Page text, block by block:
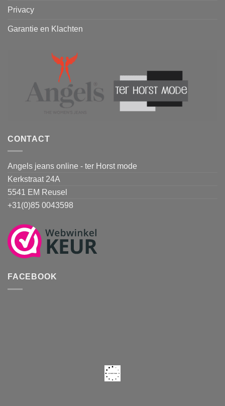
Privacy
Garantie en Klachten
CONTACT
Angels jeans online - ter Horst mode
Kerkstraat 24A
5541 EM Reusel
+31(0)85 0043598
FACEBOOK